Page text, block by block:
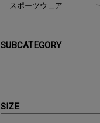
SUBCATEGORY
SIZE